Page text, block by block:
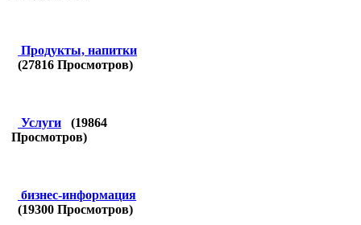
Продукты, напитки
(27816 Просмотров)
Услуги (19864
Просмотров)
бизнес-информация
(19300 Просмотров)